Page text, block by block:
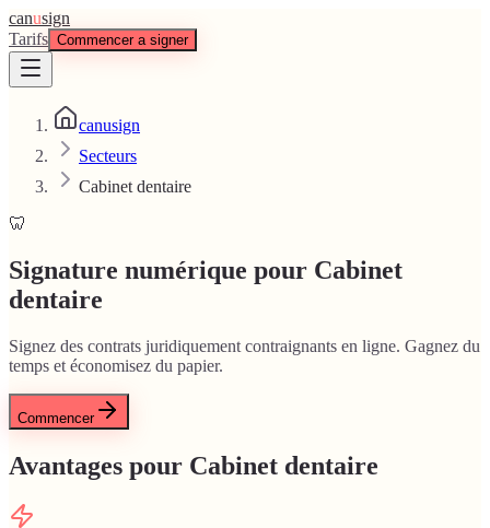
canusign
Tarifs Commencer a signer
canusign
Secteurs
Cabinet dentaire
🦷
Signature numérique pour Cabinet
dentaire
Signez des contrats juridiquement contraignants en ligne. Gagnez du
temps et économisez du papier.
Commencer
Avantages pour Cabinet dentaire